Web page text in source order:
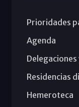
Prioridades
Agenda
Residencias
Hemeroteca